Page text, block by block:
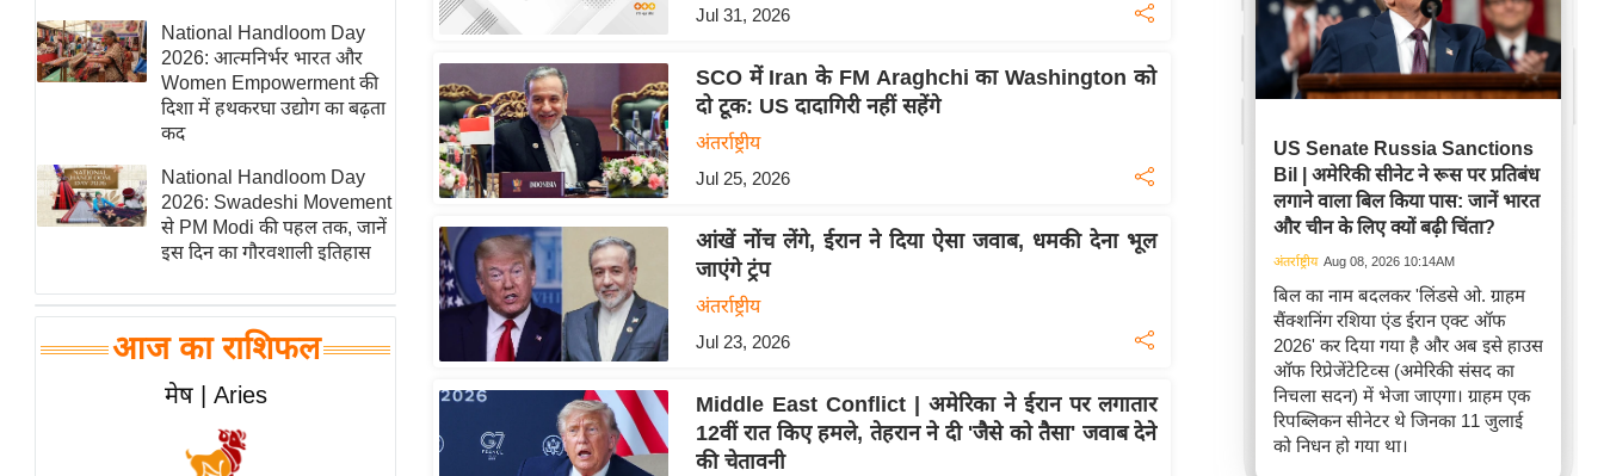
ई-पेपर
मिसाल बेमिसाल
शख्सियत
यंग इंडिया
साहित्य जगत
ऑटो वर्ल्ड
न्यूज ब्रीफ
बॉलीवुड
हॉलीवुड
फिल्म समीक्षा
National Handloom Day
2026: आत्मनिर्भर भारत और
Women Empowerment की
दिशा में हथकरघा उद्योग का बढ़ता
कद
National Handloom Day
2026: Swadeshi Movement
से PM Modi की पहल तक, जानें
इस दिन का गौरवशाली इतिहास
आज का राशिफल
मेष | Aries
Jul 31, 2026
SCO में Iran के FM Araghchi का Washington को
दो टूक: US दादागिरी नहीं सहेंगे
अंतर्राष्ट्रीय
Jul 25, 2026
आंखें नोंच लेंगे, ईरान ने दिया ऐसा जवाब, धमकी देना भूल
जाएंगे ट्रंप
अंतर्राष्ट्रीय
Jul 23, 2026
Middle East Conflict | अमेरिका ने ईरान पर लगातार
12वीं रात किए हमले, तेहरान ने दी 'जैसे को तैसा' जवाब देने
की चेतावनी
US Senate Russia Sanctions
Bil | अमेरिकी सीनेट ने रूस पर प्रतिबंध
लगाने वाला बिल किया पास: जानें भारत
और चीन के लिए क्यों बढ़ी चिंता?
अंतर्राष्ट्रीय Aug 08, 2026 10:14AM
बिल का नाम बदलकर 'लिंडसे ओ. ग्राहम
सैंक्शनिंग रशिया एंड ईरान एक्ट ऑफ
2026' कर दिया गया है और अब इसे हाउस
ऑफ रिप्रेजेंटेटिव्स (अमेरिकी संसद का
निचला सदन) में भेजा जाएगा। ग्राहम एक
रिपब्लिकन सीनेटर थे जिनका 11 जुलाई
को निधन हो गया था।